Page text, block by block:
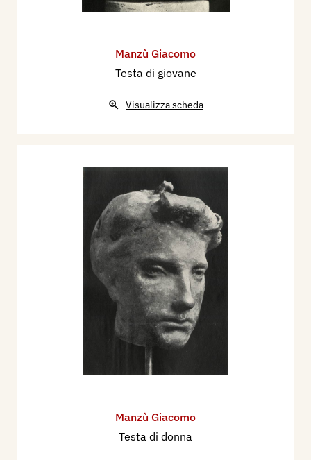
Manzù Giacomo
Testa di giovane
Visualizza scheda
Manzù Giacomo
Testa di donna